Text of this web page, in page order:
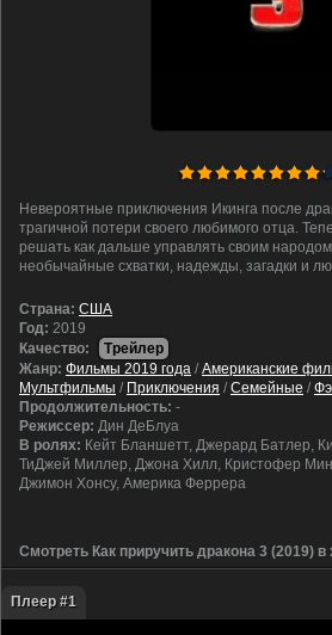
Невероятные приключения Икинга после
трагичной потери своего любимого отца.
решать как дальше управлять своим
необычайные схватки, надежды, загадки и
Cтрана: США
Год: 2019
Качество:
Трейлер
Жанр: Фильмы 2019 года / Американские
Мультфильмы / Приключения / Семейные /
Продолжительность: -
Режиссер: Дин ДеБлуа
В ролях: Кейт Бланшетт, Джерард Батлер,
ТиДжей Миллер, Джона Хилл, Кристофер
Джимон Хонсу, Америка Феррера
Смотреть Как приручить дракона 3 (2019)
Плеер #1